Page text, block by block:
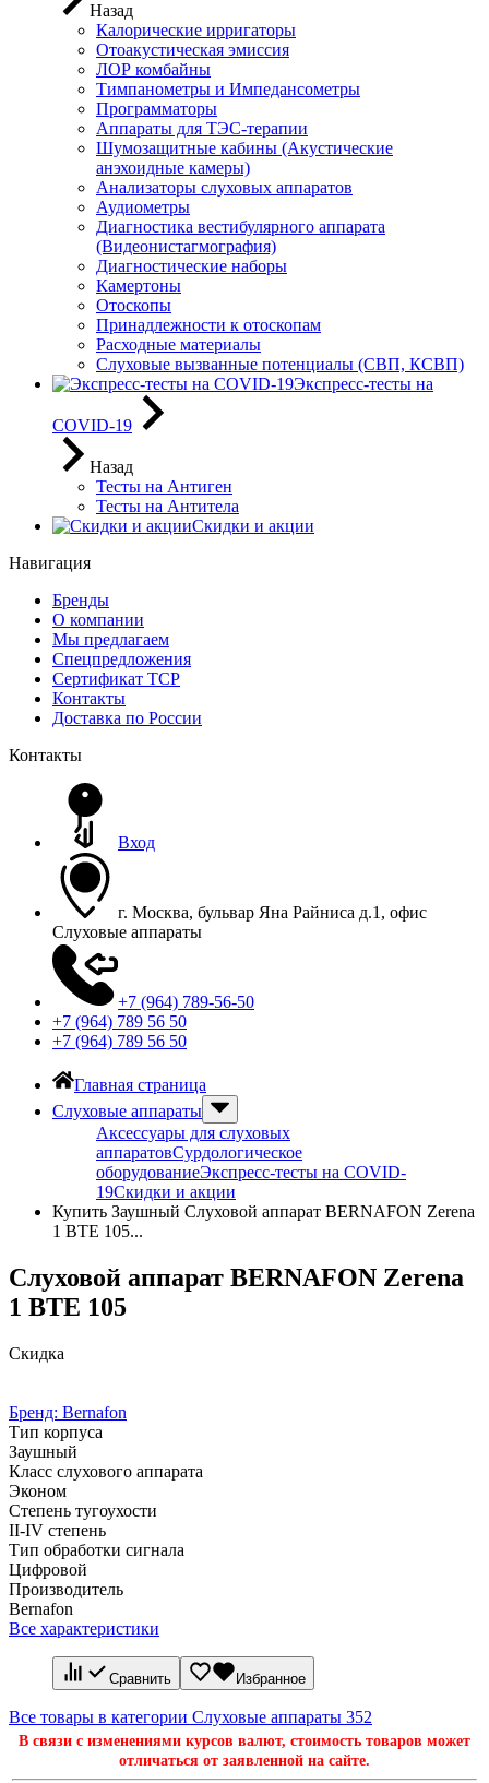
Назад
Калорические ирригаторы
Отоакустическая эмиссия
ЛОР комбайны
Тимпанометры и Импедансометры
Программаторы
Аппараты для ТЭС-терапии
Шумозащитные кабины (Акустические
анэхоидные камеры)
Анализаторы слуховых аппаратов
Аудиометры
Диагностика вестибулярного аппарата
(Видеонистагмография)
Диагностические наборы
Камертоны
Отоскопы
Принадлежности к отоскопам
Расходные материалы
Слуховые вызванные потенциалы (СВП, КСВП)
Экспресс-тесты на
COVID-19
Назад
Тесты на Антиген
Тесты на Антитела
Скидки и акции
Навигация
Бренды
О компании
Мы предлагаем
Спецпредложения
Сертификат ТСР
Контакты
Доставка по России
Контакты
Вход
г. Москва, бульвар Яна Райниса д.1, офис
Слуховые аппараты
+7 (964) 789-56-50
+7 (964) 789 56 50
+7 (964) 789 56 50
Главная страница
Слуховые аппараты
Аксессуары для слуховых
аппаратовСурдологическое
оборудованиеЭкспресс-тесты на COVID-
19Скидки и акции
Купить Заушный Слуховой аппарат BERNAFON Zerena
1 BTE 105...
Слуховой аппарат BERNAFON Zerena
1 BTE 105
Скидка
Бренд: Bernafon
Тип корпуса
Заушный
Класс слухового аппарата
Эконом
Степень тугоухости
II-IV степень
Тип обработки сигнала
Цифровой
Производитель
Bernafon
Все характеристики
Сравнить Избранное
Все товары в категории Слуховые аппараты 352
В связи с изменениями курсов валют, стоимость товаров может
отличаться от заявленной на сайте.